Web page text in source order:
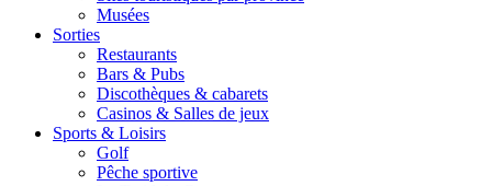
Musées
Sorties
Restaurants
Bars & Pubs
Discothèques & cabarets
Casinos & Salles de jeux
Sports & Loisirs
Golf
Pêche sportive